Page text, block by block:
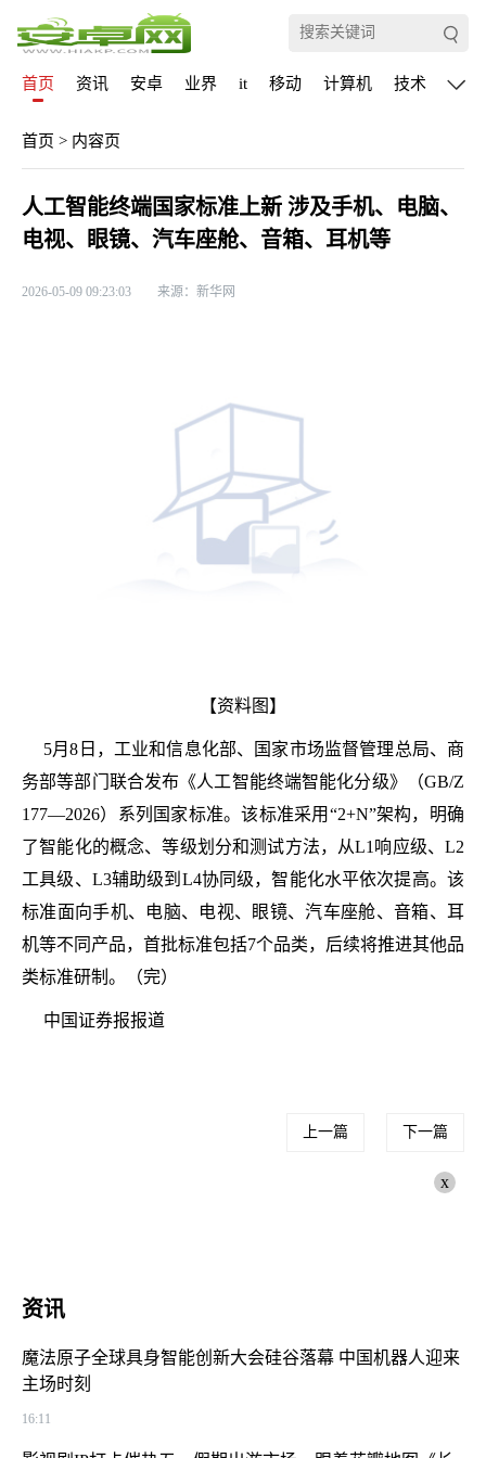
首页 资讯 安卓 业界 it 移动 计算机 技术 通信
首页 > 内容页
人工智能终端国家标准上新 涉及手机、电脑、
电视、眼镜、汽车座舱、音箱、耳机等
2026-05-09 09:23:03 来源：新华网
【资料图】
5月8日，工业和信息化部、国家市场监督管理总局、商
务部等部门联合发布《人工智能终端智能化分级》（GB/Z
177—2026）系列国家标准。该标准采用“2+N”架构，明确
了智能化的概念、等级划分和测试方法，从L1响应级、L2
工具级、L3辅助级到L4协同级，智能化水平依次提高。该
标准面向手机、电脑、电视、眼镜、汽车座舱、音箱、耳
机等不同产品，首批标准包括7个品类，后续将推进其他品
类标准研制。（完）
中国证券报报道
上一篇 下一篇
x
资讯
魔法原子全球具身智能创新大会硅谷落幕 中国机器人迎来
主场时刻
16:11